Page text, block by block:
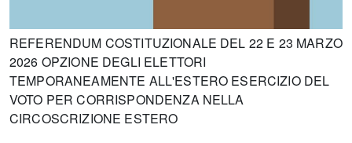
REFERENDUM COSTITUZIONALE DEL 22 E 23 MARZO
2026 OPZIONE DEGLI ELETTORI
TEMPORANEAMENTE ALL'ESTERO ESERCIZIO DEL
VOTO PER CORRISPONDENZA NELLA
CIRCOSCRIZIONE ESTERO